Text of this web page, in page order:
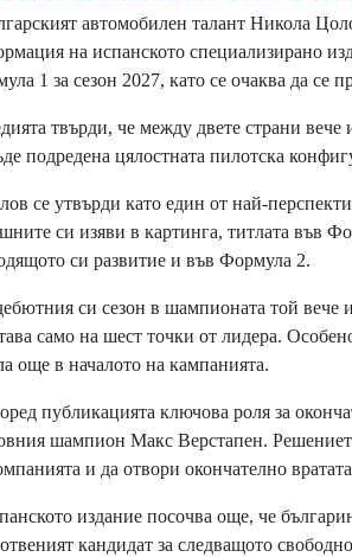
автомобилен талант Никола
на испанското специализирано
1 за сезон 2027, като се очаква да се
твърди, че между двете страни вече
подредена цялостната пилотска
се утвърди като един от най-
си изяви в картинга, титлата във
си развитие и във Формула 2.
си сезон в шампионата той вече
само на шест точки от лидера.
още в началото на кампанията.
публикацията ключова роля за
шампион Макс Верстапен.
и да отвори окончателно
издание посочва още, че
кандидат за следващото